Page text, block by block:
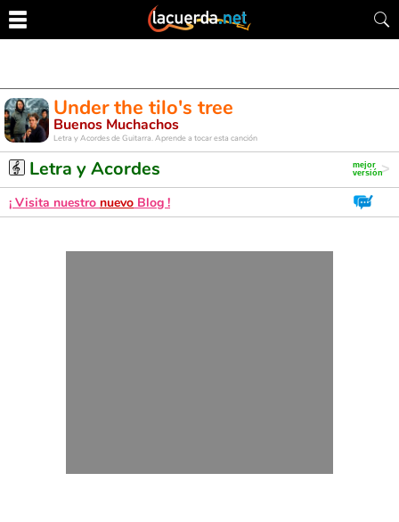
Under the tilo's tree
Buenos Muchachos
Letra y Acordes de Guitarra. Aprende a tocar esta canción
Letra y Acordes
¡ Visita nuestro nuevo Blog !